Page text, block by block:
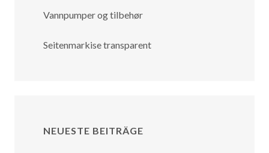
Vannpumper og tilbehør
Seitenmarkise transparent
NEUESTE BEITRÄGE